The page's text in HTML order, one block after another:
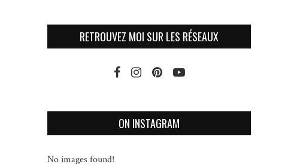
RETROUVEZ MOI SUR LES RÉSEAUX
ON INSTAGRAM
No images found!